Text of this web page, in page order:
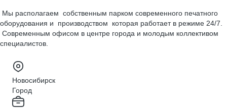
Мы располагаем собственным парком современного печатного
оборудования и производством которая работает в режиме 24/7.
Современным офисом в центре города и молодым коллективом
специалистов.
Новосибирск
Город